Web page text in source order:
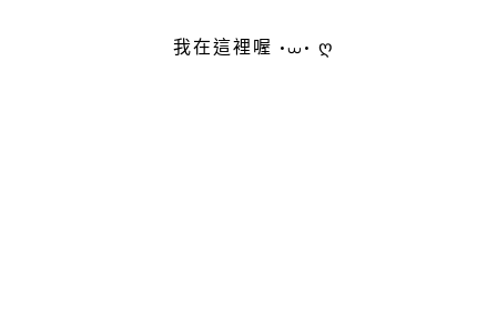
我在這裡喔 •⩊• ღ